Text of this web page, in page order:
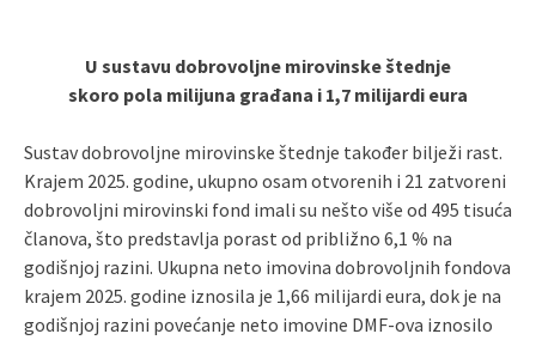
U sustavu dobrovoljne mirovinske štednje
skoro pola milijuna građana i 1,7 milijardi eura
Sustav dobrovoljne mirovinske štednje također bilježi rast.
Krajem 2025. godine, ukupno osam otvorenih i 21 zatvoreni
dobrovoljni mirovinski fond imali su nešto više od 495 tisuća
članova, što predstavlja porast od približno 6,1 % na
godišnjoj razini. Ukupna neto imovina dobrovoljnih fondova
krajem 2025. godine iznosila je 1,66 milijardi eura, dok je na
godišnjoj razini povećanje neto imovine DMF-ova iznosilo